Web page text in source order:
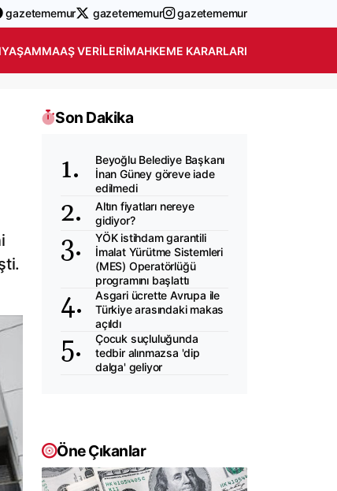
gazetememur gazetememur gazetememur
YAŞAMMAAŞ VERILERIMAHKEME KARARLARI
Son Dakika
Beyoğlu Belediye Başkanı
İnan Güney göreve iade
edilmedi
Altın fiyatları nereye
gidiyor?
YÖK istihdam garantili
İmalat Yürütme Sistemleri
(MES) Operatörlüğü
programını başlattı
Asgari ücrette Avrupa ile
Türkiye arasındaki makas
açıldı
Çocuk suçluluğunda
tedbir alınmazsa 'dip
dalga' geliyor
Öne Çıkanlar